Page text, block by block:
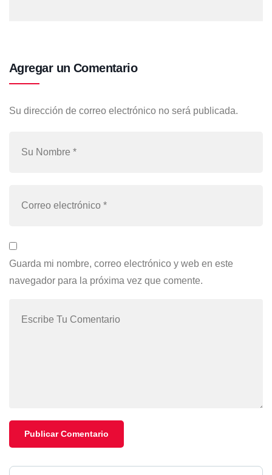
Agregar un Comentario
Su dirección de correo electrónico no será publicada.
Guarda mi nombre, correo electrónico y web en este
navegador para la próxima vez que comente.